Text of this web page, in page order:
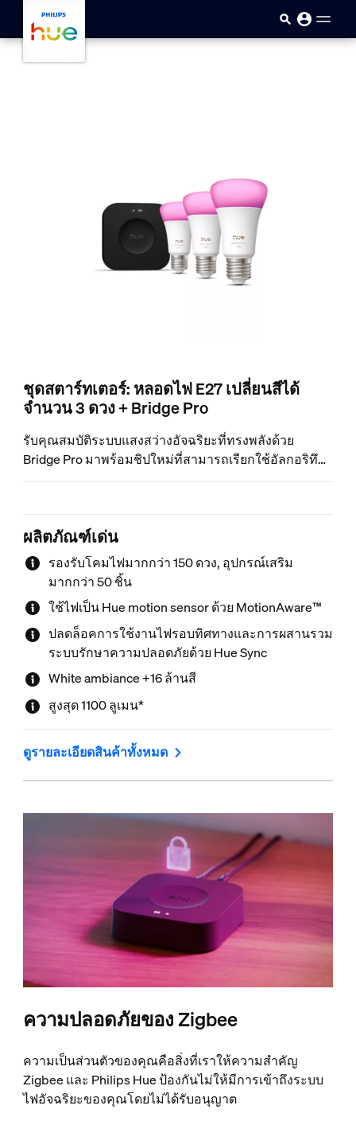
ชุดสตาร์ทเตอร์: หลอดไฟ E27 เปลี่ยนสีได้
จำนวน 3 ดวง + Bridge Pro
รับคุณสมบัติระบบแสงสว่างอัจฉริยะที่ทรงพลังด้วย
Bridge Pro มาพร้อมชิปใหม่ที่สามารถเรียกใช้อัลกอริทึม
ที่ซับซ้อนและคุณสมบัติที่ขับเคลื่อนด้วย AI จึงทำงานได้
บรรยากาศแวดล้อมให้กับห้องใดก็ได้ด้วยหลอดไฟเปลี่ยน
สีได้ที่มีมาให้
ผลิตภัณฑ์เด่น
รองรับโคมไฟมากกว่า 150 ดวง, อุปกรณ์เสริม
มากกว่า 50 ชิ้น
ใช้ไฟเป็น Hue motion sensor ด้วย MotionAware™
ปลดล็อคการใช้งานไฟรอบทิศทางและการผสานรวม
ระบบรักษาความปลอดภัยด้วย Hue Sync
White ambiance +16 ล้านสี
สูงสุด 1100 ลูเมน*
ดูรายละเอียดสินค้าทั้งหมด
ความปลอดภัยของ Zigbee
ความเป็นส่วนตัวของคุณคือสิ่งที่เราให้ความสำคัญ
Zigbee และ Philips Hue ป้องกันไม่ให้มีการเข้าถึงระบบ
ไฟอัจฉริยะของคุณโดยไม่ได้รับอนุญาต